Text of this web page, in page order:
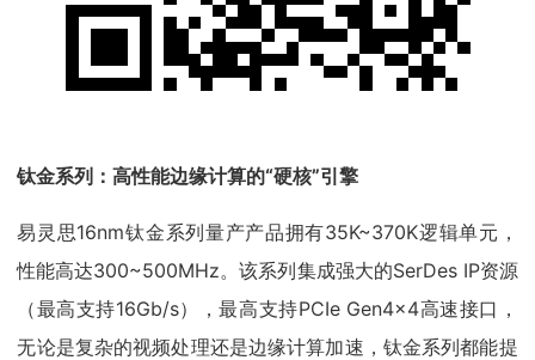
钛金系列：高性能边缘计算的“硬核”引擎
易灵思16nm钛金系列量产产品拥有35K~370K逻辑单元，
性能高达300~500MHz。该系列集成强大的SerDes IP资源
（最高支持16Gb/s），最高支持PCIe Gen4x4高速接口，
无论是复杂的视频处理还是边缘计算加速，钛金系列都能提